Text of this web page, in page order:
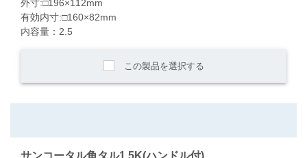
外寸:□196×112mm
有効内寸:□160×82mm
内容量：2.5
この製品を選択する
サンコータル角タル1.5K(ハンドル付)